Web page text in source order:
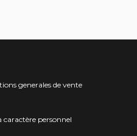
generales de vente
caractère personnel